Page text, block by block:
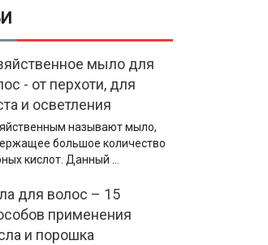
мыло для
- от перхоти, для
и осветления
называют мыло,
большое количество
кислот. Данный …
для волос – 15
применения
и порошка